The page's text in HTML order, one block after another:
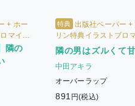
+ ホー
マイド
ろしア
隣の
特典 出版社ペーパー +
リン特典イラストブロ
隣の男はズルくて
中田アキラ
オーバーラップ
891 円(税込)